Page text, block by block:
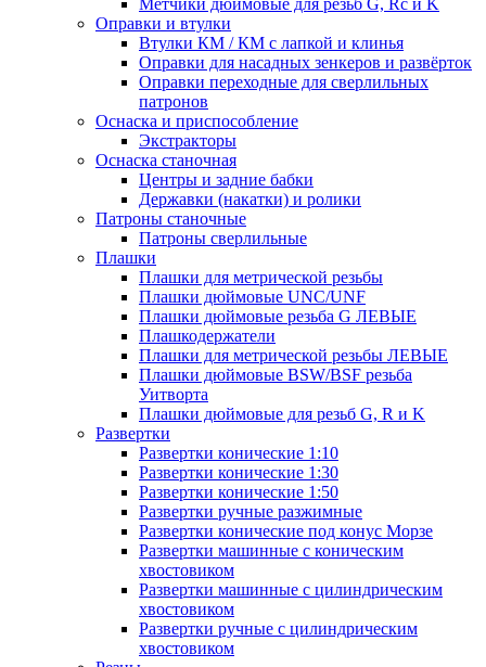
Метчики дюймовые для резьб G, Rc и K
Оправки и втулки
Втулки КМ / КМ с лапкой и клинья
Оправки для насадных зенкеров и развёрток
Оправки переходные для сверлильных
патронов
Оснаска и приспособление
Экстракторы
Оснаска станочная
Центры и задние бабки
Державки (накатки) и ролики
Патроны станочные
Патроны сверлильные
Плашки
Плашки для метрической резьбы
Плашки дюймовые UNC/UNF
Плашки дюймовые резьба G ЛЕВЫЕ
Плашкодержатели
Плашки для метрической резьбы ЛЕВЫЕ
Плашки дюймовые BSW/BSF резьба
Уитворта
Плашки дюймовые для резьб G, R и K
Развертки
Развертки конические 1:10
Развертки конические 1:30
Развертки конические 1:50
Развертки ручные разжимные
Развертки конические под конус Морзе
Развертки машинные с коническим
хвостовиком
Развертки машинные с цилиндрическим
хвостовиком
Развертки ручные с цилиндрическим
хвостовиком